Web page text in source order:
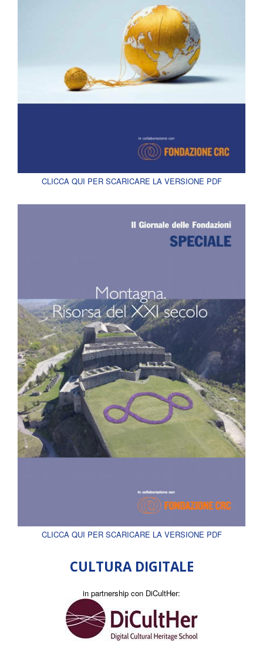
CLICCA QUI PER SCARICARE LA VERSIONE PDF
CLICCA QUI PER SCARICARE LA VERSIONE PDF
CULTURA DIGITALE
in partnership con DiCultHer: